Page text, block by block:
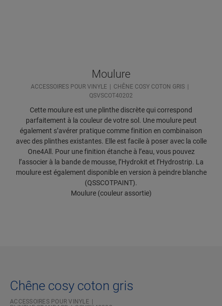
Moulure
ACCESSOIRES POUR VINYLE
CHÊNE COSY COTON GRIS
QSVSCOT40202
Cette moulure est une plinthe discrète qui correspond
parfaitement à la couleur de votre sol. Une moulure peut
également s’avérer pratique comme finition en combinaison
avec des plinthes existantes. Elle est facile à poser avec la colle
One4All. Pour une finition étanche à l’eau, vous pouvez
l’associer à la bande de mousse, l’Hydrokit et l’Hydrostrip. La
moulure est également disponible en version à peindre blanche
(QSSCOTPAINT).
Moulure (couleur assortie)
Chêne cosy coton gris
ACCESSOIRES POUR VINYLE